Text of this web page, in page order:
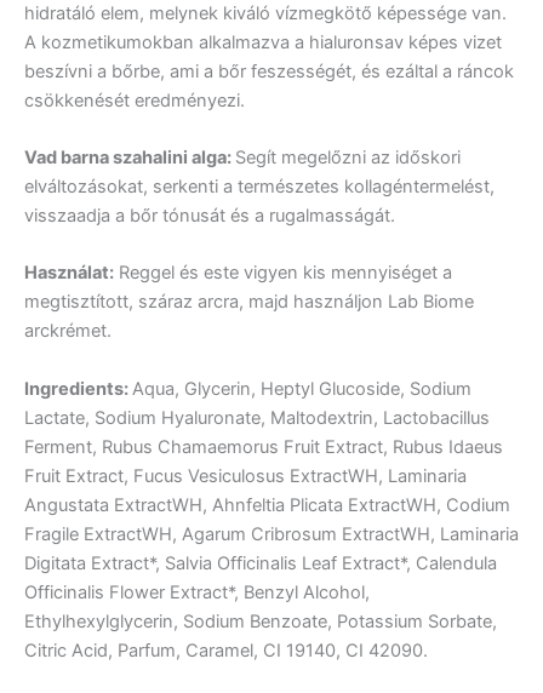
hidratáló elem, melynek kiváló vízmegkötő képessége van.
A kozmetikumokban alkalmazva a hialuronsav képes vizet
beszívni a bőrbe, ami a bőr feszességét, és ezáltal a ráncok
csökkenését eredményezi.
Vad barna szahalini alga: Segít megelőzni az időskori
elváltozásokat, serkenti a természetes kollagéntermelést,
visszaadja a bőr tónusát és a rugalmasságát.
Használat: Reggel és este vigyen kis mennyiséget a
megtisztított, száraz arcra, majd használjon Lab Biome
arckrémet.
Ingredients:Aqua, Glycerin, Heptyl Glucoside, Sodium
Lactate, Sodium Hyaluronate, Maltodextrin, Lactobacillus
Ferment, Rubus Chamaemorus Fruit Extract, Rubus Idaeus
Fruit Extract, Fucus Vesiculosus ExtractWH, Laminaria
Angustata ExtractWH, Ahnfeltia Plicata ExtractWH, Codium
Fragile ExtractWH, Agarum Cribrosum ExtractWH, Laminaria
Digitata Extract*, Salvia Officinalis Leaf Extract*, Calendula
Officinalis Flower Extract*, Benzyl Alcohol,
Ethylhexylglycerin, Sodium Benzoate, Potassium Sorbate,
Citric Acid, Parfum, Caramel, CI 19140, CI 42090.